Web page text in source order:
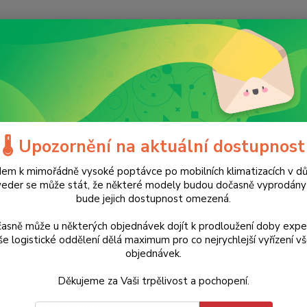
(Po-
Stavební nářadí Dílenská topidla Naftová topidla
Naftové topidlo
topidlo s nepřímým
m³/h, termostat
12 555 Kč
- 24 %
🌡️ Upozornění na aktuální dostupnost
k mimořádně vysoké poptávce po mobilních klimatizacích v
se může stát, že některé modely budou dočasně
bude jejich dostupnost omezená.
může u některých objednávek dojít k prodloužení doby
logistické oddělení dělá maximum pro co nejrychlejší vyřízení
objednávek.
Děkujeme za Vaši trpělivost a pochopení.